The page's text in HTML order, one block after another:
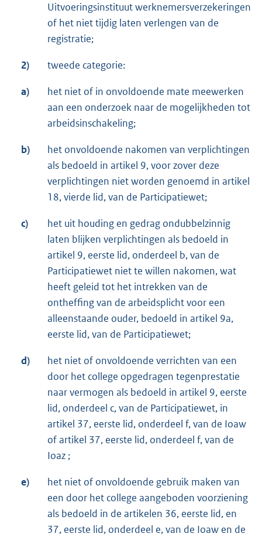
Uitvoeringsinstituut werknemersverzekeringen
of het niet tijdig laten verlengen van de
registratie;
2) tweede categorie:
a)
het niet of in onvoldoende mate meewerken
aan een onderzoek naar de mogelijkheden tot
arbeidsinschakeling;
b)
het onvoldoende nakomen van verplichtingen
als bedoeld in artikel 9, voor zover deze
verplichtingen niet worden genoemd in artikel
18, vierde lid, van de Participatiewet;
c)
het uit houding en gedrag ondubbelzinnig
laten blijken verplichtingen als bedoeld in
artikel 9, eerste lid, onderdeel b, van de
Participatiewet niet te willen nakomen, wat
heeft geleid tot het intrekken van de
ontheffing van de arbeidsplicht voor een
alleenstaande ouder, bedoeld in artikel 9a,
eerste lid, van de Participatiewet;
d)
het niet of onvoldoende verrichten van een
door het college opgedragen tegenprestatie
naar vermogen als bedoeld in artikel 9, eerste
lid, onderdeel c, van de Participatiewet, in
artikel 37, eerste lid, onderdeel f, van de Ioaw
of artikel 37, eerste lid, onderdeel f, van de
Ioaz ;
e)
het niet of onvoldoende gebruik maken van
een door het college aangeboden voorziening
als bedoeld in de artikelen 36, eerste lid, en
37, eerste lid, onderdeel e, van de Ioaw en de